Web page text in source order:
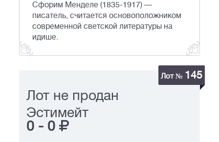
Сфорим Менделе (1835-1917) —
писатель, считается основоположником
современной светской литературы на
идише.
Лот № 145
Лот не продан
Эстимейт
0 - 0